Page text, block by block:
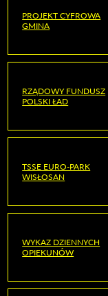
PROJEKT CYFROWA
GMINA
RZĄDOWY FUNDUSZ
POLSKI ŁAD
TSSE EURO-PARK
WISŁOSAN
WYKAZ DZIENNYCH
OPIEKUNÓW